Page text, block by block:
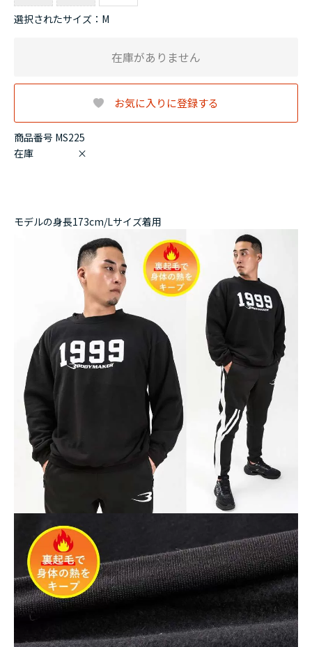
商品番号 MS225
在庫 ×
選択されたサイズ：M
お気に入りに登録する
在庫がありません
モデルの身長173cm/Lサイズ着用